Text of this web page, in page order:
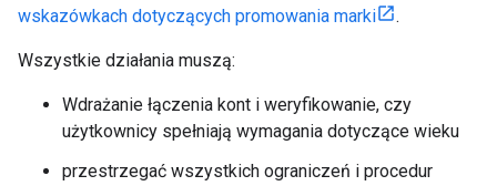
wskazówkach dotyczących promowania marki
.
Wszystkie działania muszą:
Wdrażanie łączenia kont i weryfikowanie, czy
użytkownicy spełniają wymagania dotyczące wieku
przestrzegać wszystkich ograniczeń i procedur